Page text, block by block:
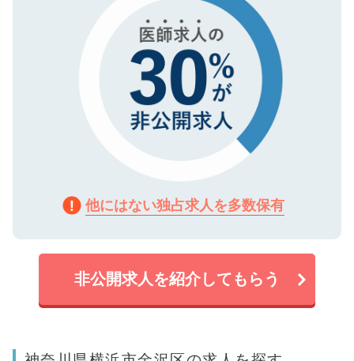
他にはない独占求人を多数保有
非公開求人を紹介してもらう